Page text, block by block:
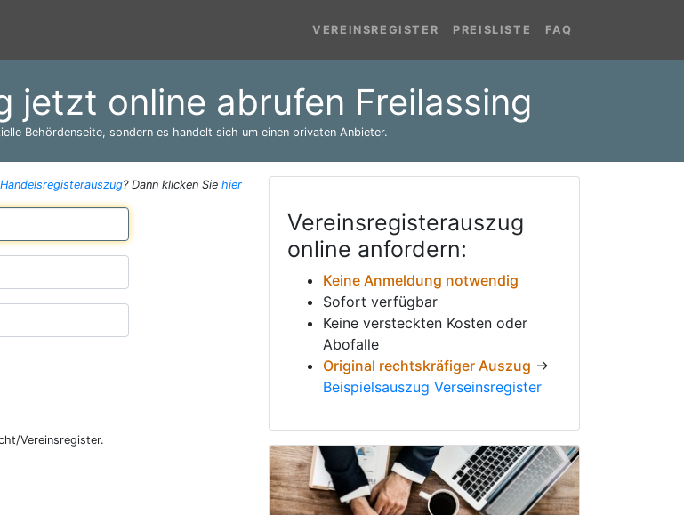
VEREINSREGISTER PREISLISTE FAQ
jetzt online abrufen Freilassing
Behördenseite, sondern es handelt sich um einen privaten Anbieter.
Handelsregisterauszug? Dann klicken Sie hier
Vereinsregister.
Vereinsregisterauszug
online anfordern:
Keine Anmeldung notwendig
Sofort verfügbar
Keine versteckten Kosten oder
Abofalle
Original rechtskräfiger Auszug →
Beispielsauszug Verseinsregister